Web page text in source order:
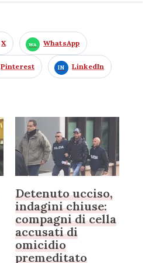
X WhatsApp
Pinterest LinkedIn
Detenuto ucciso,
indagini chiuse:
compagni di cella
accusati di
omicidio
premeditato